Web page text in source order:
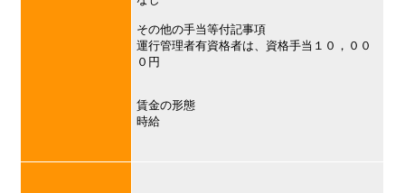
その他の手当等付記事項
運行管理者有資格者は、資格手当１０，００
０円
賃金の形態
時給